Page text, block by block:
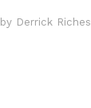
by Derrick Riches